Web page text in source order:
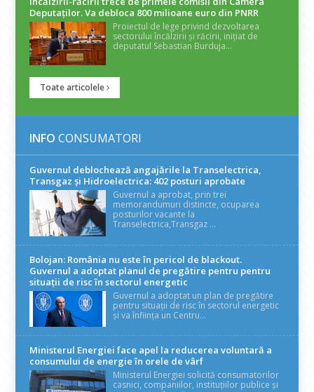
Deputaților. Va debloca 800 milioane euro din PNRR
Proiectul de lege privind dezvoltarea
sectorului încălzirii și răcirii, inițiat de
deputatul Sebastian Burduja...
Toate articolele
INFO CONSUMATORI
Guvernul deblochează angajările la Transelectrica,
Transgaz și Hidroelectrica: 402 posturi aprobate
Guvernul a aprobat, prin trei
memorandumuri distincte, ocuparea
posturilor vacante la
Transelectrica,Transgaz ...
Bolojan: România nu este în pericol de blackout.
Guvernul a adoptat planul de pregătire pentru pentru
situații de risc în sectorul energetic
Guvernul a adoptat un plan de pregătire
pentru situații de risc în sectorul energetic
și va înființa un Centru...
Ministerul Energiei face apel la reducerea voluntară a
consumului de energie în orele de vârf
Ministerul Energiei solicită consumatorilor
casnici, companiilor, instituțiilor publice și